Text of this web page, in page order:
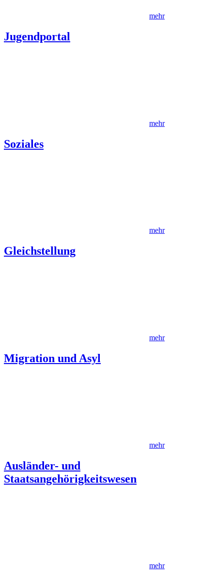
mehr
Jugendportal
mehr
Soziales
mehr
Gleichstellung
mehr
Migration und Asyl
mehr
Ausländer- und
Staatsangehörigkeitswesen
mehr